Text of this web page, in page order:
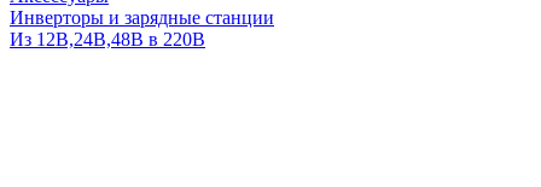
Инверторы и зарядные станции
Из 12В,24В,48В в 220В